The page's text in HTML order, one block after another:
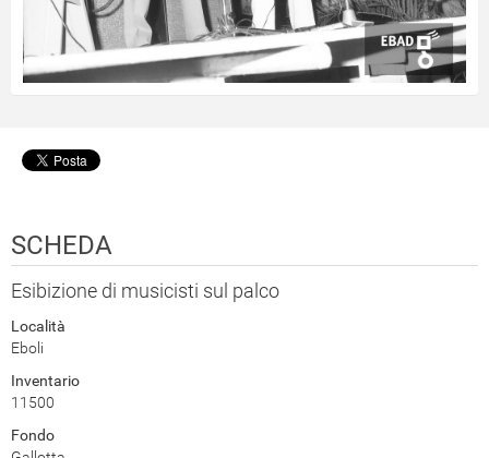
SCHEDA
Esibizione di musicisti sul palco
Località
Eboli
Inventario
11500
Fondo